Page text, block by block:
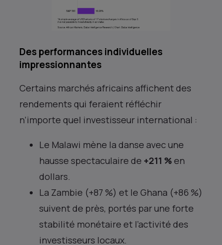
Des performances individuelles
impressionnantes
Certains marchés africains affichent des
rendements qui feraient réfléchir
n’importe quel investisseur international :
Le Malawi mène la danse avec une
hausse spectaculaire de +211 %en
dollars.
La Zambie (+87 %) et le Ghana (+86 %)
suivent de près, portés par une forte
stabilité monétaire et l’activité des
investisseurs locaux.